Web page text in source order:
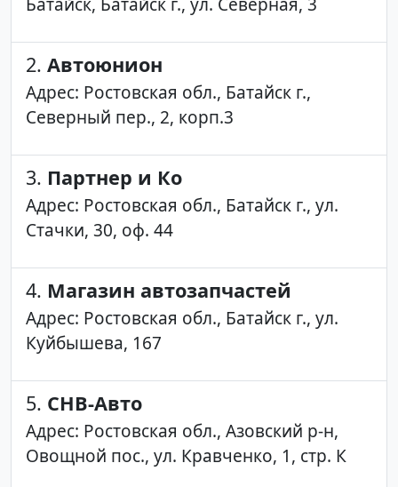
2. Автоюнион
Адрес: Ростовская обл., Батайск г.,
Северный пер., 2, корп.3
3. Партнер и Ко
Адрес: Ростовская обл., Батайск г., ул.
Стачки, 30, оф. 44
4. Магазин автозапчастей
Адрес: Ростовская обл., Батайск г., ул.
Куйбышева, 167
5. СНВ-Авто
Адрес: Ростовская обл., Азовский р-н,
Овощной пос., ул. Кравченко, 1, стр. К